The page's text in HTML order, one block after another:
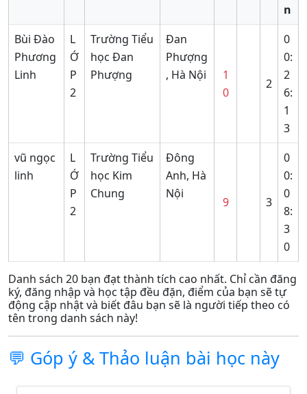
n
Bùi Đào
Phương
Linh
L
Ớ
P
2
Trường Tiểu
học Đan
Phượng
Đan
Phượng
, Hà Nội
1
0
2
0
0:
2
6:
1
3
vũ ngọc
linh
L
Ớ
P
2
Trường Tiểu
học Kim
Chung
Đông
Anh, Hà
Nội
9 3
0
0:
0
8:
3
0
Danh sách 20 bạn đạt thành tích cao nhất. Chỉ cần đăng
ký, đăng nhập và học tập đều đặn, điểm của bạn sẽ tự
động cập nhật và biết đâu bạn sẽ là người tiếp theo có
tên trong danh sách này!
💬 Góp ý & Thảo luận bài học này